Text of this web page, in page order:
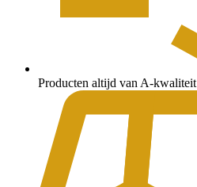
Producten altijd van A-kwaliteit